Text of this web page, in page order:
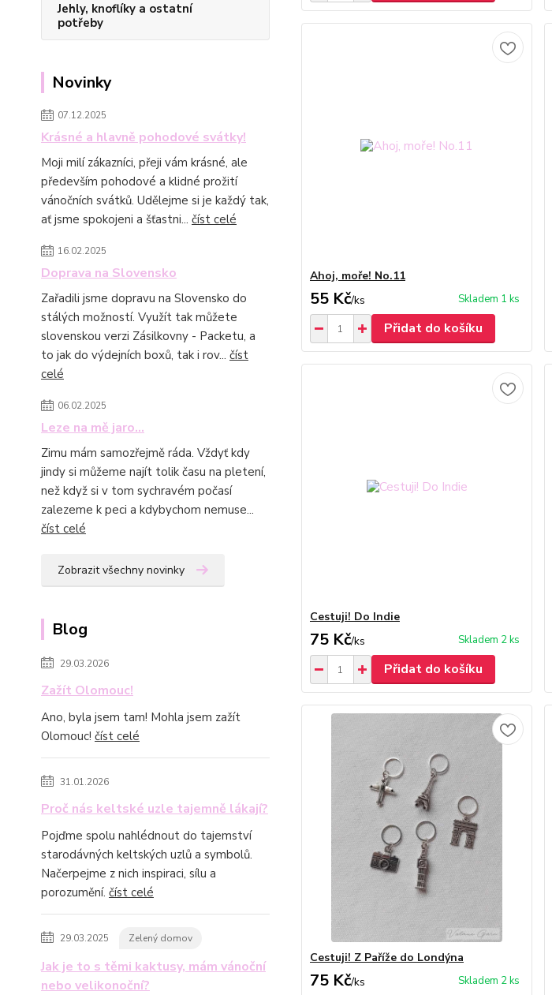
Jehly, knoflíky a ostatní
potřeby
Novinky
07.12.2025
Krásné a hlavně pohodové svátky!
Moji milí zákazníci, přeji vám krásné, ale
především pohodové a klidné prožití
vánočních svátků. Udělejme si je každý tak,
ať jsme spokojeni a šťastni... číst celé
16.02.2025
Doprava na Slovensko
Zařadili jsme dopravu na Slovensko do
stálých možností. Využít tak můžete
slovenskou verzi Zásilkovny - Packetu, a
to jak do výdejních boxů, tak i rov... číst
celé
06.02.2025
Leze na mě jaro...
Zimu mám samozřejmě ráda. Vždyť kdy
jindy si můžeme najít tolik času na pletení,
než když si v tom sychravém počasí
zalezeme k peci a kdybychom nemuse...
číst celé
Zobrazit všechny novinky
Blog
29.03.2026
Zažít Olomouc!
Ano, byla jsem tam! Mohla jsem zažít
Olomouc! číst celé
31.01.2026
Proč nás keltské uzle tajemně lákají?
Pojďme spolu nahlédnout do tajemství
starodávných keltských uzlů a symbolů.
Načerpejme z nich inspiraci, sílu a
porozumění. číst celé
29.03.2025 Zelený domov
Jak je to s těmi kaktusy, mám vánoční
nebo velikonoční?
Ahoj, moře! No.11
55 Kč/ks Skladem 1 ks
Přidat do košíku
Cestuji! Do Indie
75 Kč/ks Skladem 2 ks
Přidat do košíku
Cestuji! Z Paříže do Londýna
75 Kč/ks Skladem 2 ks